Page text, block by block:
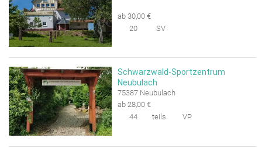
ab 30,00 €
20
SV
Schwarzwald-Sportzentrum
Neubulach
75387 Neubulach
ab 28,00 €
44
teils VP